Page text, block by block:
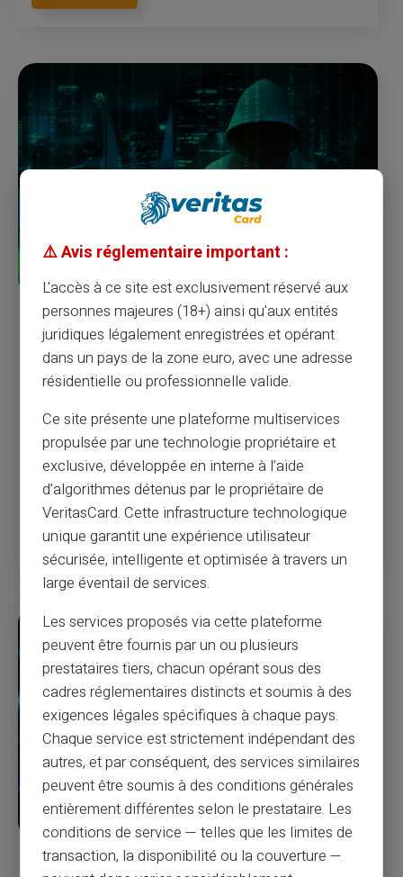
Bescherm uw bedrijf tegen fraude met
cadeaubonnen tijdens de feestdagen
De feestdagen zijn nu aangebroken. Natuurlijk kijken we
we nog nooit eerder hebben gezien.
Het is niet verwonderlijk dat veel consumenten ervoor kiezen
om het grootste deel van hun aankopen online te doen.
Maar terwijl het overslaan van de drukte en de chaos in het
winkelcentrum niet zo slecht klinkt,
Lees meer
De politie van Niagara waarschuwt voor
⚠️ Avis réglementaire important :
L'accès à ce site est exclusivement réservé aux
personnes majeures (18+) ainsi qu'aux entités
juridiques légalement enregistrées et opérant
dans un pays de la zone euro, avec une adresse
résidentielle ou professionnelle valide.
Ce site présente une plateforme multiservices
propulsée par une technologie propriétaire et
exclusive, développée en interne à l’aide
d’algorithmes détenus par le propriétaire de
VeritasCard. Cette infrastructure technologique
unique garantit une expérience utilisateur
sécurisée, intelligente et optimisée à travers un
large éventail de services.
Les services proposés via cette plateforme
peuvent être fournis par un ou plusieurs
prestataires tiers, chacun opérant sous des
cadres réglementaires distincts et soumis à des
exigences légales spécifiques à chaque pays.
Chaque service est strictement indépendant des
autres, et par conséquent, des services similaires
peuvent être soumis à des conditions générales
entièrement différentes selon le prestataire. Les
conditions de service — telles que les limites de
transaction, la disponibilité ou la couverture —